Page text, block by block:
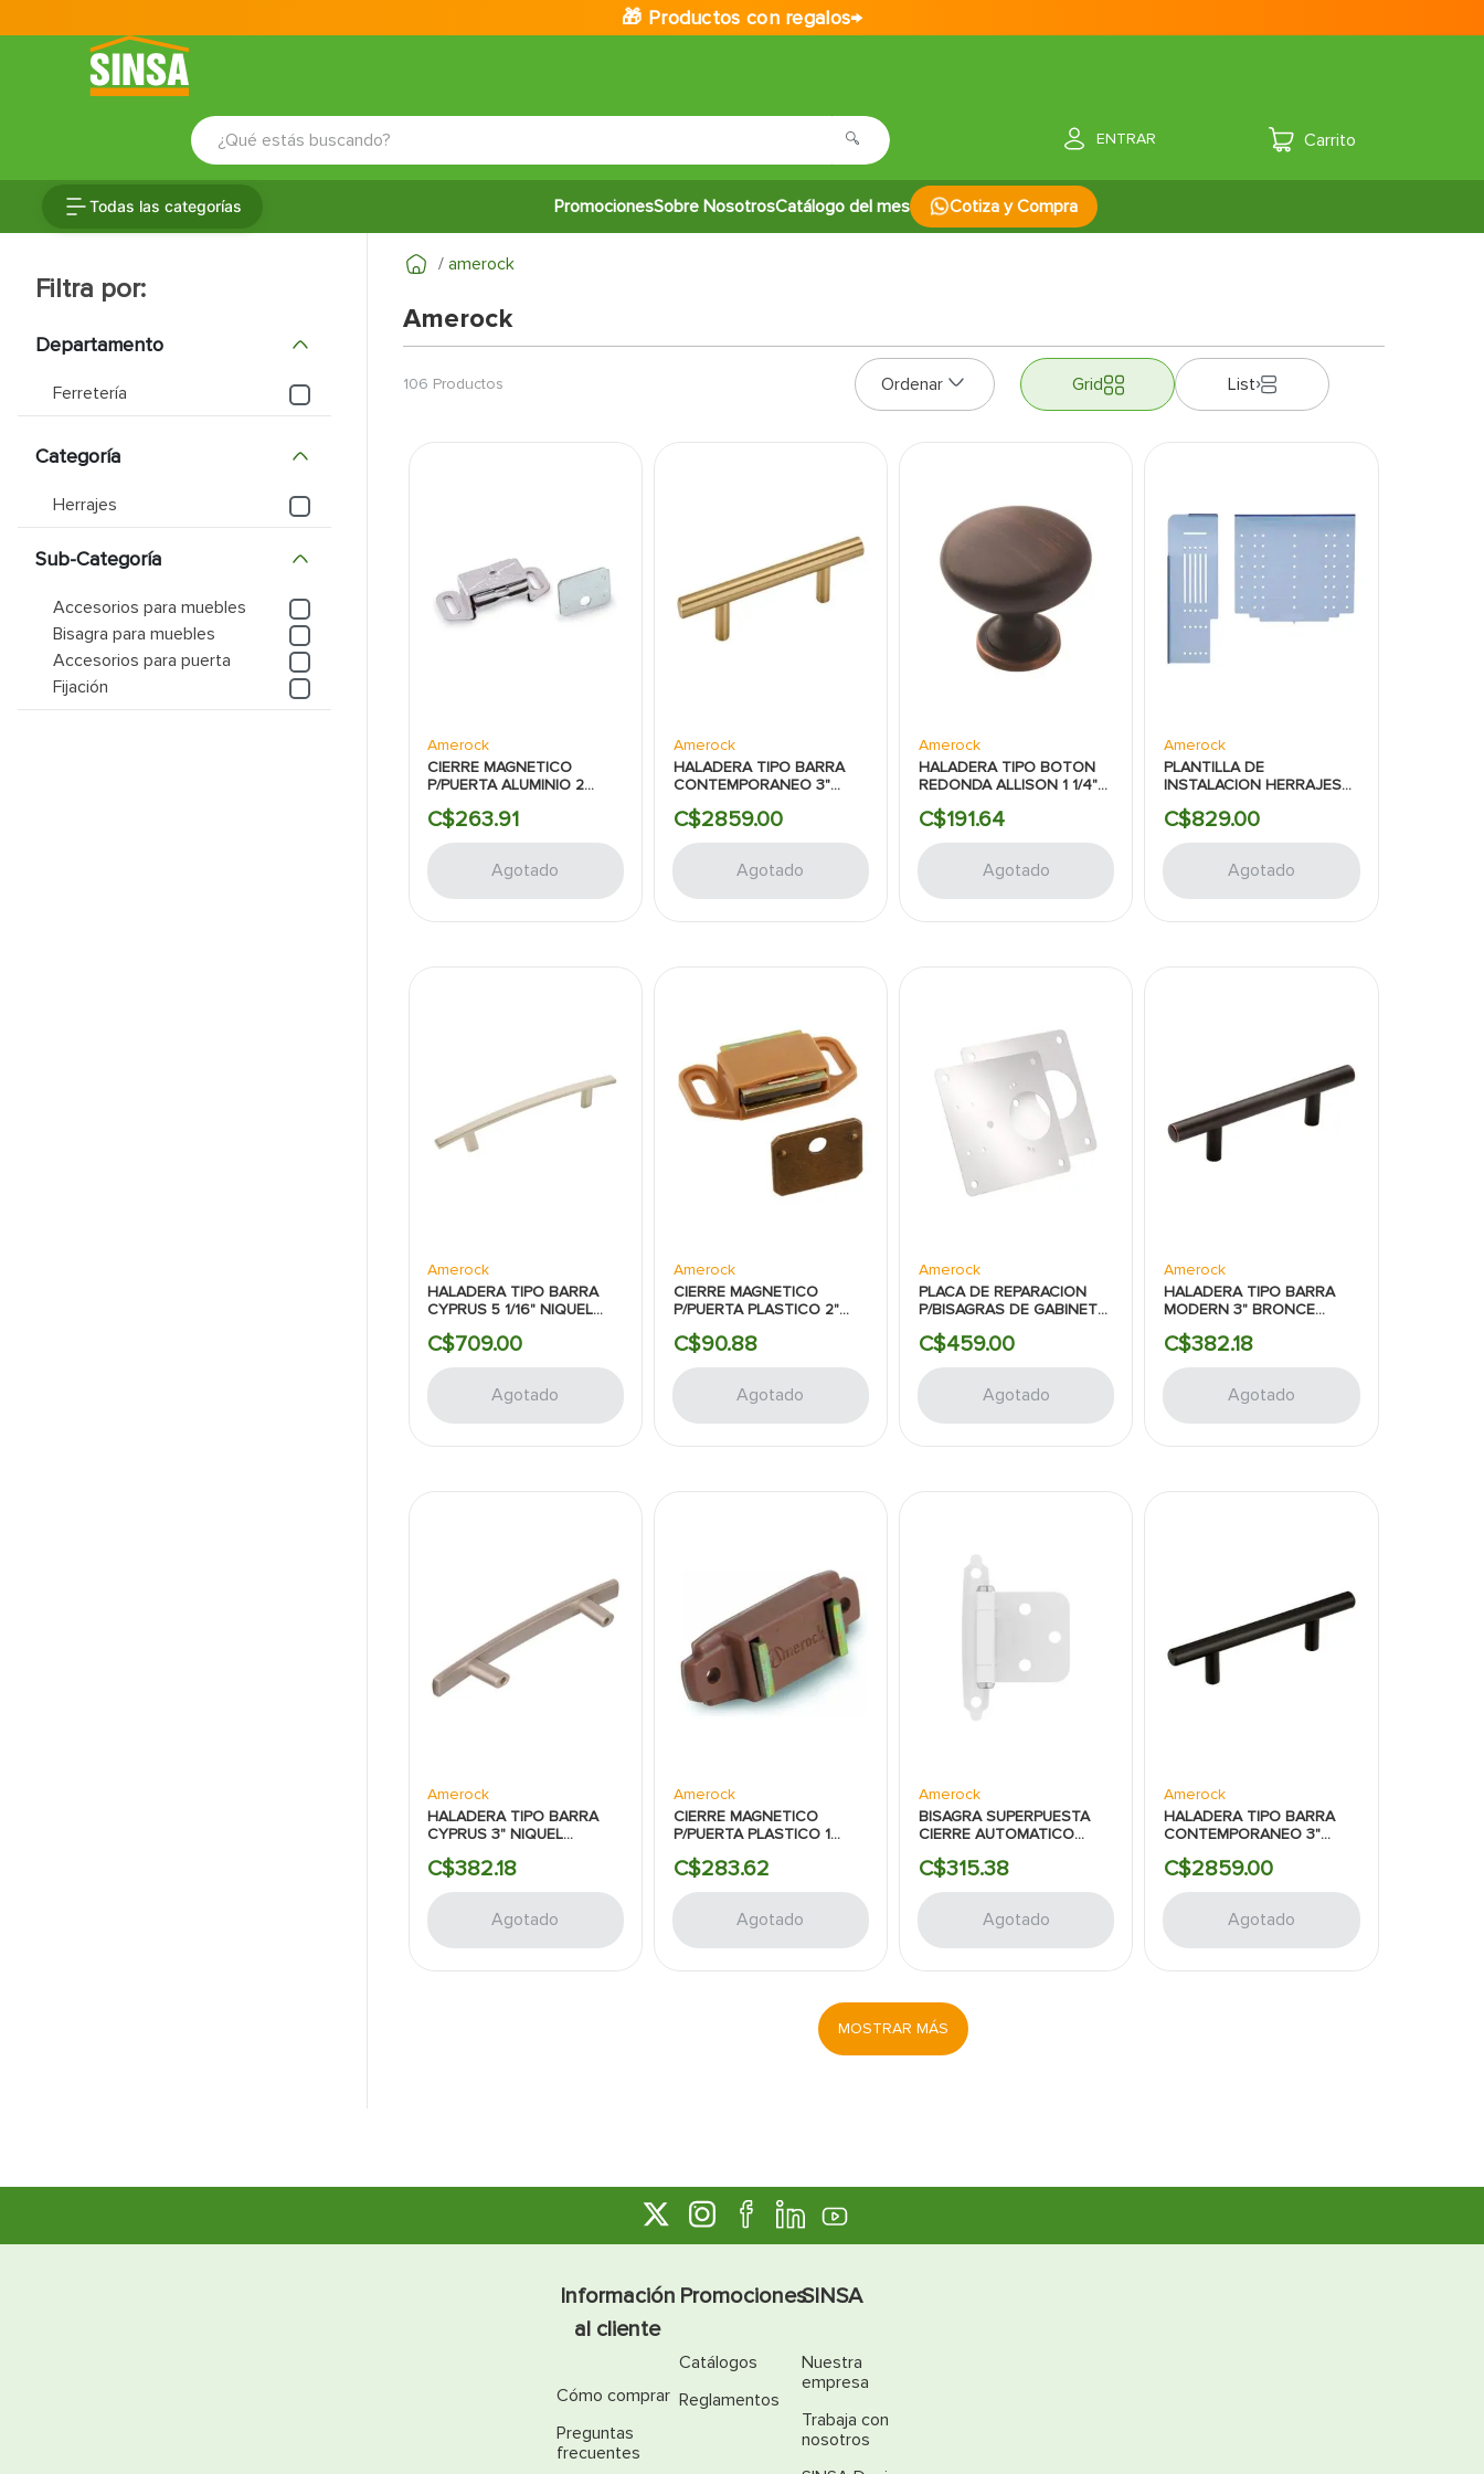
🎁 Productos con regalos→
¿Qué estás buscando?
ENTRAR
Todas las categorías PromocionesSobre NosotrosCatálogo del mes Cotiza y Compra
Departamento
Ferretería
Categoría
Herrajes
Sub-Categoría
Accesorios para muebles
Bisagra para muebles
Accesorios para puerta
Fijación
amerock
Amerock
106 Productos Grid List
Amerock
CIERRE MAGNETICO
P/PUERTA ALUMINIO 2
C$263.91
Agotado
Amerock
HALADERA TIPO BARRA
CONTEMPORANEO 3"
C$2859.00
Agotado
Amerock
HALADERA TIPO BOTON
REDONDA ALLISON 1 1/4"
AMEROCK
C$191.64
Agotado
Amerock
PLANTILLA DE
INSTALACION HERRAJES
PUERTAS/GABINETES
C$829.00
Agotado
Amerock
HALADERA TIPO BARRA
CYPRUS 5 1/16" NIQUEL
C$709.00
Agotado
Amerock
CIERRE MAGNETICO
P/PUERTA PLASTICO 2"
C$90.88
Agotado
Amerock
PLACA DE REPARACION
P/BISAGRAS DE GABINETE
AMEROCK
C$459.00
Agotado
Amerock
HALADERA TIPO BARRA
MODERN 3" BRONCE
C$382.18
Agotado
Amerock
HALADERA TIPO BARRA
CYPRUS 3" NIQUEL
C$382.18
Agotado
Amerock
CIERRE MAGNETICO
P/PUERTA PLASTICO 1
C$283.62
Agotado
Amerock
BISAGRA SUPERPUESTA
CIERRE AUTOMATICO
AMEROCK
C$315.38
Agotado
Amerock
HALADERA TIPO BARRA
CONTEMPORANEO 3"
C$2859.00
Agotado
MOSTRAR MÁS
Información
al cliente
Cómo comprar
Preguntas
frecuentes
Promociones
Catálogos
Reglamentos
SINSA
Nuestra
empresa
Trabaja con
nosotros
6.
inodoro
9.
pantry